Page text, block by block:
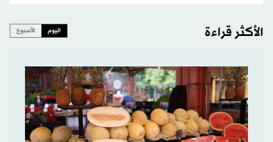
الأكثر قراءة اليوم الأسبوع